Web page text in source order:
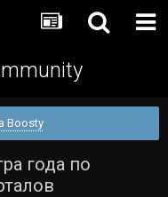
Boosty
года по